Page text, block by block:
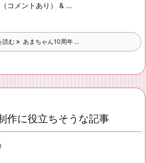
コメントあり） & ...
読む あまちゃん10周年 ...
作に役立ちそうな記事